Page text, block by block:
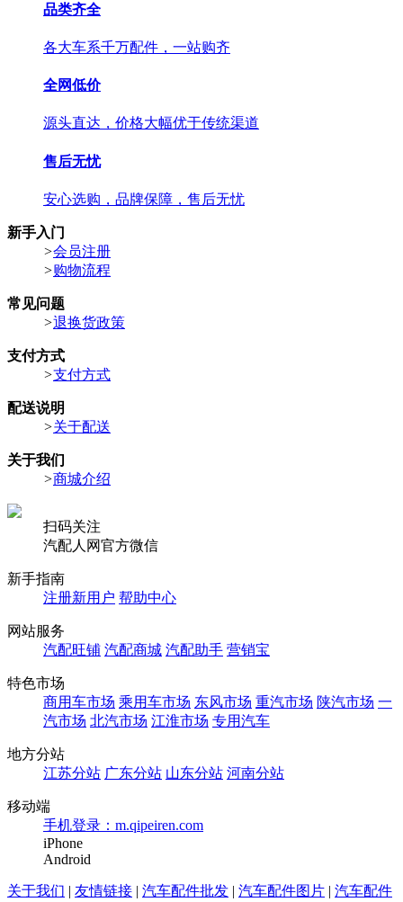
品类齐全
各大车系千万配件，一站购齐
全网低价
源头直达，价格大幅优于传统渠道
售后无忧
安心选购，品牌保障，售后无忧
新手入门
>会员注册
>购物流程
常见问题
>退换货政策
支付方式
>支付方式
配送说明
>关于配送
关于我们
>商城介绍
扫码关注
汽配人网官方微信
新手指南
注册新用户 帮助中心
网站服务
汽配旺铺 汽配商城 汽配助手 营销宝
特色市场
商用车市场 乘用车市场 东风市场 重汽市场 陕汽市场 一
汽市场 北汽市场 江淮市场 专用汽车
地方分站
江苏分站 广东分站 山东分站 河南分站
移动端
手机登录：m.qipeiren.com
iPhone
Android
关于我们 | 友情链接 | 汽车配件批发 | 汽车配件图片 | 汽车配件